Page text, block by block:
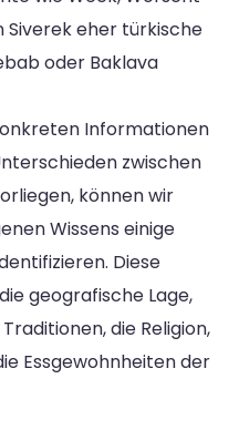
Siverek eher türkische
oder Baklava
Informationen
zwischen
können wir
Wissens einige
Diese
geografische Lage,
die Religion,
Essgewohnheiten der